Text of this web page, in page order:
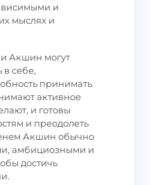
и
мыслях и
Акшин могут
в себе,
принимать
активное
и готовы
и преодолеть
Акшин обычно
амбициозными и
достичь